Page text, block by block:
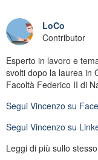
LoCo
Contributor
Esperto in lavoro e
svolti dopo la laurea in
Facoltà Federico II di
Segui Vincenzo su
Segui Vincenzo su
Leggi di più sullo